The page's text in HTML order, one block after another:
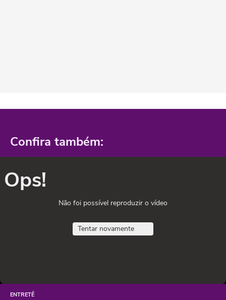
Confira também:
Ops!
Não foi possível reproduzir o vídeo
Tentar novamente
ENTRETÊ